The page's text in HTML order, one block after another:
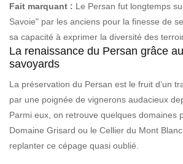
Fait marquant : Le Persan fut longtemps
Savoie" par les anciens pour la finesse de
sa capacité à exprimer la diversité des
La renaissance du Persan grâce
savoyards
La préservation du Persan est le fruit d’un
par une poignée de vignerons audacieux
Parmi eux, on retrouve quelques domaines
Domaine Grisard ou le Cellier du Mont
replanter ce cépage quasi oublié.